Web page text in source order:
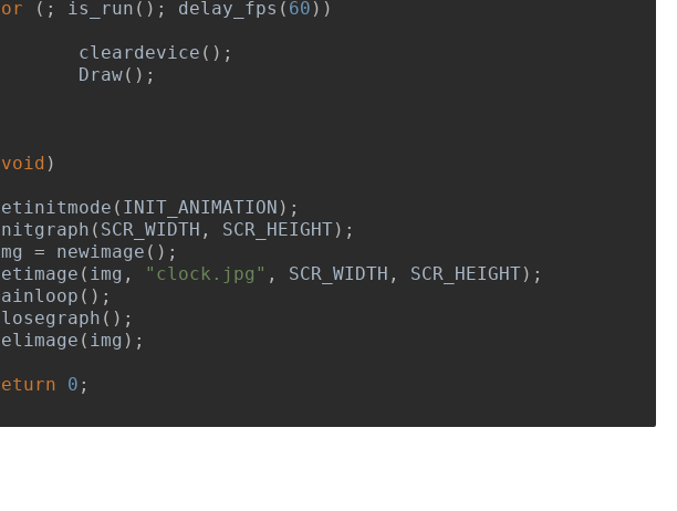
(; is_run (); delay_fps ( 60 ))
		cleardevice
();
Draw();
void )
( INIT_ANIMATION );
( SCR_WIDTH , SCR_HEIGHT);
= newimage ();
( img , "clock.jpg" , SCR_WIDTH , SCR_HEIGHT);
();
();
( img );
0 ;